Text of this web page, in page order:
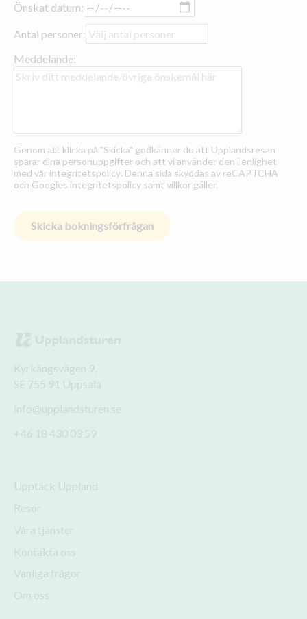
Önskat datum:
Antal personer:
Meddelande:
Genom att klicka på "Skicka" godkänner du att Upplandsresan
sparar dina personuppgifter och att vi använder den i enlighet
med vår integritetspolicy. Denna sida skyddas av reCAPTCHA
och Googles integritetspolicy samt villkor gäller.
Kyrkängsvägen 9,
SE 755 91 Uppsala
info@upplandsturen.se
+46 18 430 03 59
Upptäck Uppland
Resor
Våra tjänster
Kontakta oss
Vanliga frågor
Om oss